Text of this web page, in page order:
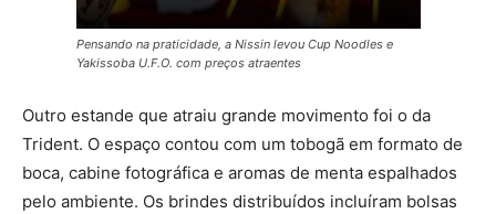
Pensando na praticidade, a Nissin levou Cup Noodles e
Yakissoba U.F.O. com preços atraentes
Outro estande que atraiu grande movimento foi o da
Trident. O espaço contou com um tobogã em formato de
boca, cabine fotográfica e aromas de menta espalhados
pelo ambiente. Os brindes distribuídos incluíram bolsas